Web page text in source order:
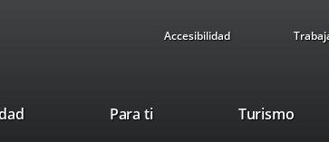
Accesibilidad
Para ti TurismoEste